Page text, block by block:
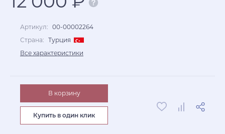
Артикул: 00-00002264
Страна: Турция
Все характеристики
В корзину
Купить в один клик